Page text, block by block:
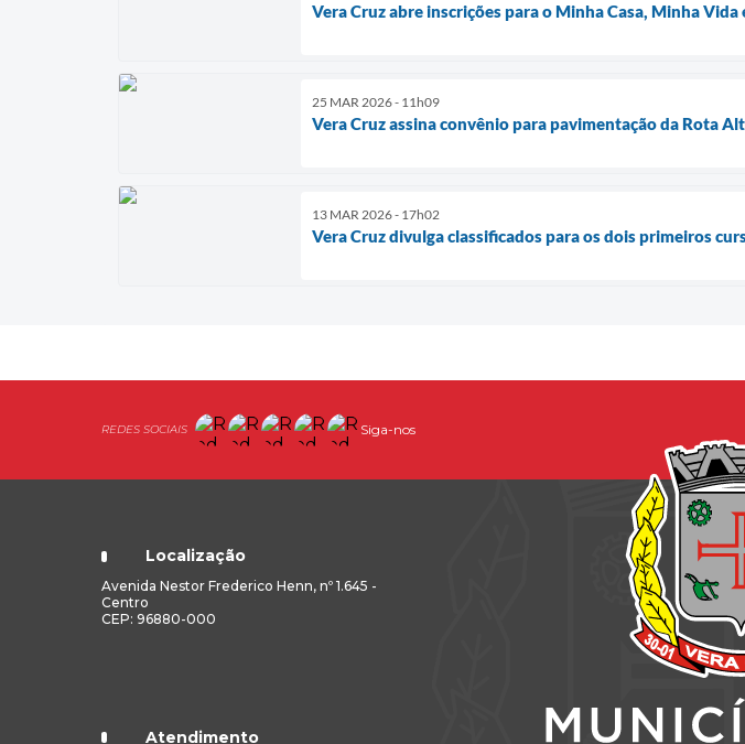
Vera Cruz abre inscrições para o Minha Casa, Minha Vida
25 MAR 2026 - 11h09
Vera Cruz assina convênio para pavimentação da Rota
13 MAR 2026 - 17h02
Vera Cruz divulga classificados para os dois primeiros
Siga-nos
Localização
Avenida Nestor Frederico Henn, nº 1.645 -
Centro
CEP: 96880-000
Atendimento